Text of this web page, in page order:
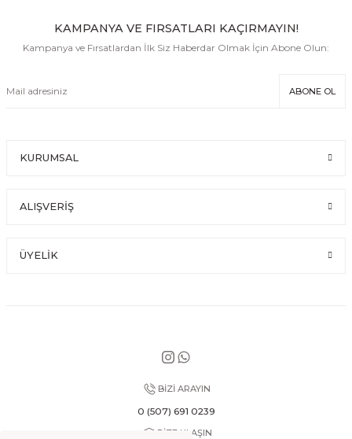
KAMPANYA VE FIRSATLARI KAÇIRMAYIN!
Kampanya ve Fırsatlardan İlk Siz Haberdar Olmak İçin Abone Olun:
ABONE OL
KURUMSAL
ALIŞVERİŞ
ÜYELİK
BİZİ ARAYIN
0 (507) 691 0239
BİZE ULAŞIN